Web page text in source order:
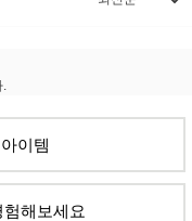
.
이템
해보세요